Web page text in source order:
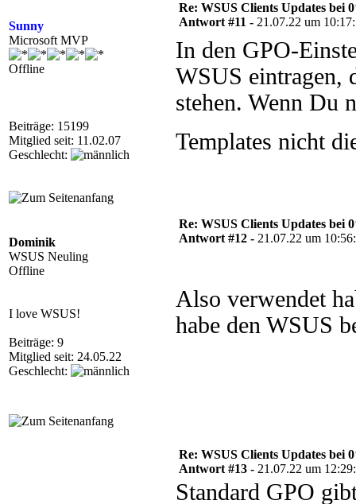
Sunny
Microsoft MVP
Offline
Beiträge: 15199
Mitglied seit: 11.02.07
Geschlecht:
Re: WSUS Clients Updates bei
Antwort #11 - 21.07.22 um
In den GPO-
WSUS eintragen,
stehen. Wenn Du
Templates nicht
Dominik
WSUS Neuling
Offline
I love WSUS!
Beiträge: 9
Mitglied seit: 24.05.22
Geschlecht:
Re: WSUS Clients Updates bei
Antwort #12 - 21.07.22 um
Also verwendet
habe den WSUS
Re: WSUS Clients Updates bei
Antwort #13 - 21.07.22 um
Standard GPO